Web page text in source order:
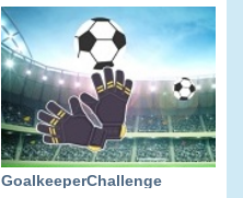
GoalkeeperChallenge